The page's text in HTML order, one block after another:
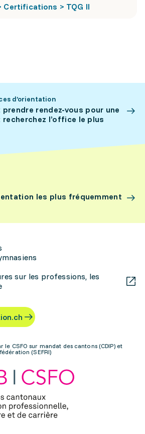
Certifications > TQG II
d’orientation
rendez-vous pour une
l’office le plus
les plus fréquemment
sur les professions, les
CSFO sur mandat des cantons (CDIP) et
(SEFRI)